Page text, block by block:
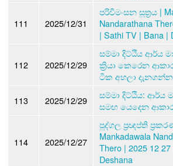
111 2025/12/31
පරිවීමංසන සූත්‍රය |
Nandarathana
| Sathi TV | Bana |
112 2025/12/29
සම්මා දිට්ඨිය ආර්ය
ක්‍රියා කෙරෙන
ටික අහලා
113 2025/12/29
සම්මා දිට්ඨිය: ආර්ය
සමඟ යෙදෙන
114 2025/12/27
පුද්ගල ප්‍රඥප්ති
Mankadawala
Thero | 2025 12
Deshana